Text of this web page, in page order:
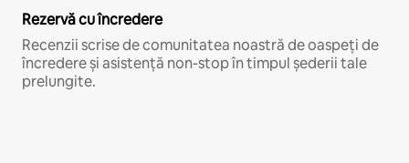
Rezervă cu încredere
Recenzii scrise de comunitatea noastră de oaspeți de
încredere și asistență non-stop în timpul șederii tale
prelungite.